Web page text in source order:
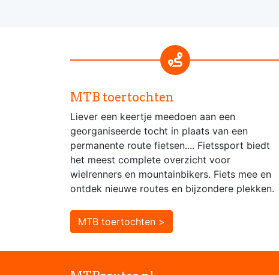
MTB toertochten
Liever een keertje meedoen aan een
georganiseerde tocht in plaats van een
permanente route fietsen.... Fietssport biedt
het meest complete overzicht voor
wielrenners en mountainbikers. Fiets mee en
ontdek nieuwe routes en bijzondere plekken.
MTB toertochten >